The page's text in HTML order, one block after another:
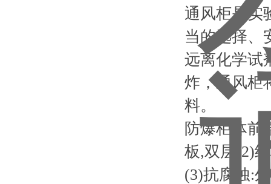
通风柜是实
当的选择、
远离化学试
炸，通风柜
料。
防爆柜体前
板,双层(2)
(3)抗腐蚀: